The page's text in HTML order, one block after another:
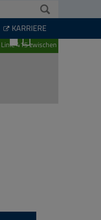
KARRIERE
Schwarzenberg und